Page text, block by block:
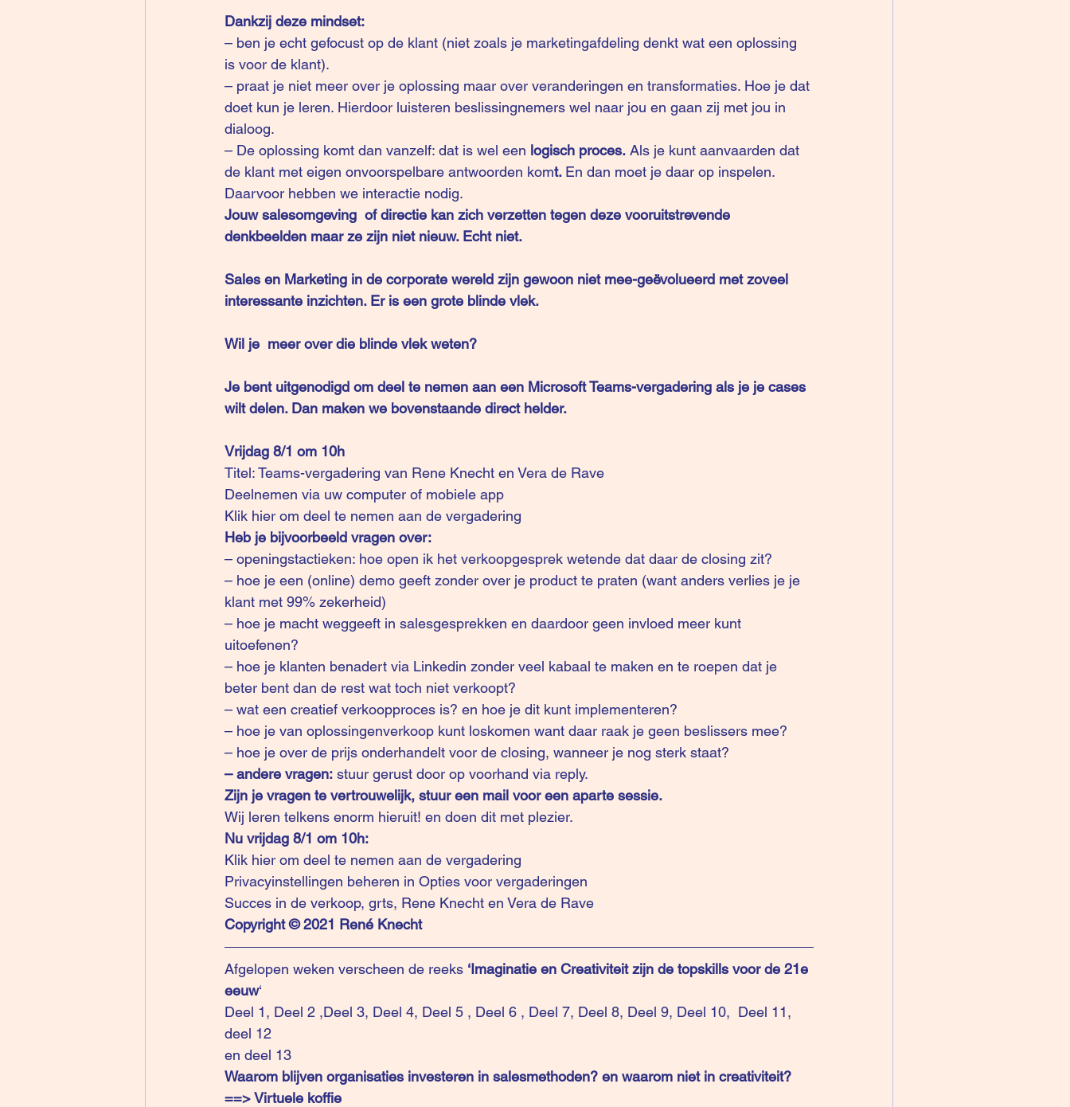
Dankzij deze mindset:
– ben je echt gefocust op de klant (niet zoals je marketingafdeling denkt wat een oplossing
is voor de klant).
– praat je niet meer over je oplossing maar over veranderingen en transformaties. Hoe je dat
doet kun je leren. Hierdoor luisteren beslissingnemers wel naar jou en gaan zij met jou in
dialoog.
– De oplossing komt dan vanzelf: dat is wel een logisch proces. Als je kunt aanvaarden dat
de klant met eigen onvoorspelbare antwoorden komt. En dan moet je daar op inspelen.
Daarvoor hebben we interactie nodig.
Jouw salesomgeving  of directie kan zich verzetten tegen deze vooruitstrevende
denkbeelden maar ze zijn niet nieuw. Echt niet.
Sales en Marketing in de corporate wereld zijn gewoon niet mee-geëvolueerd met zoveel
interessante inzichten. Er is een grote blinde vlek.
Wil je  meer over die blinde vlek weten?
Je bent uitgenodigd om deel te nemen aan een Microsoft Teams-vergadering als je je cases
wilt delen. Dan maken we bovenstaande direct helder.
Vrijdag 8/1 om 10h
Titel: Teams-vergadering van Rene Knecht en Vera de Rave
Deelnemen via uw computer of mobiele app
Klik hier om deel te nemen aan de vergadering
Heb je bijvoorbeeld vragen over:
– openingstactieken: hoe open ik het verkoopgesprek wetende dat daar de closing zit?
– hoe je een (online) demo geeft zonder over je product te praten (want anders verlies je je
klant met 99% zekerheid)
– hoe je macht weggeeft in salesgesprekken en daardoor geen invloed meer kunt
uitoefenen?
– hoe je klanten benadert via Linkedin zonder veel kabaal te maken en te roepen dat je
beter bent dan de rest wat toch niet verkoopt?
– wat een creatief verkoopproces is? en hoe je dit kunt implementeren?
– hoe je van oplossingenverkoop kunt loskomen want daar raak je geen beslissers mee?
– hoe je over de prijs onderhandelt voor de closing, wanneer je nog sterk staat?
– andere vragen: stuur gerust door op voorhand via reply.
Zijn je vragen te vertrouwelijk, stuur een mail voor een aparte sessie.
Wij leren telkens enorm hieruit! en doen dit met plezier.
Nu vrijdag 8/1 om 10h:
Klik hier om deel te nemen aan de vergadering
Privacyinstellingen beheren in Opties voor vergaderingen
Succes in de verkoop, grts, Rene Knecht en Vera de Rave
Copyright © 2021 René Knecht
Afgelopen weken verscheen de reeks ‘Imaginatie en Creativiteit zijn de topskills voor de 21e
eeuw‘
Deel 1, Deel 2 ,Deel 3, Deel 4, Deel 5 , Deel 6 , Deel 7, Deel 8, Deel 9, Deel 10, Deel 11,
deel 12
en deel 13
Waarom blijven organisaties investeren in salesmethoden? en waarom niet in creativiteit?
==> Virtuele koffie